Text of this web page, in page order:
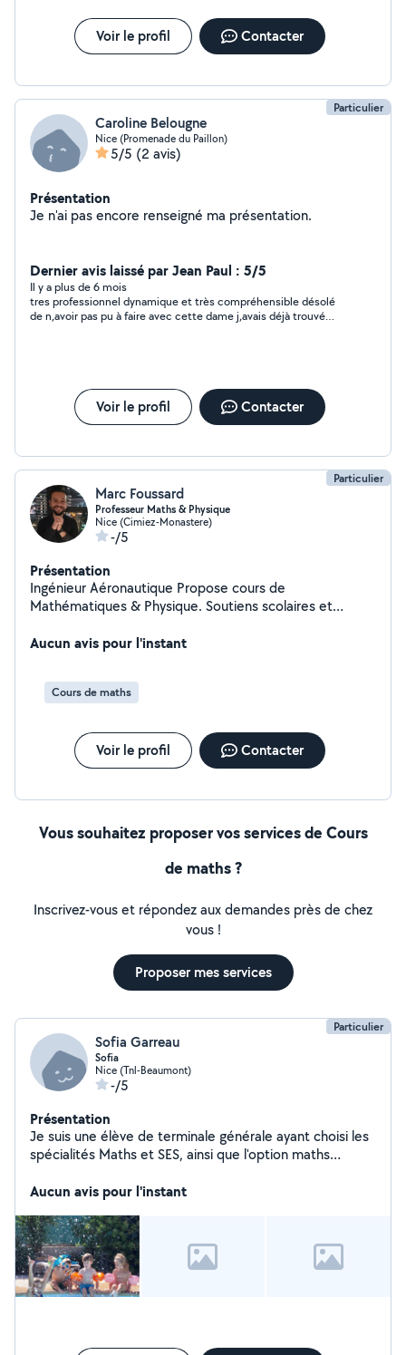
Voir le profil Contacter
Particulier
Caroline Belougne
Nice (Promenade du Paillon)
5/5 (2 avis)
Présentation
Je n'ai pas encore renseigné ma présentation.
Dernier avis laissé par Jean Paul : 5/5
Il y a plus de 6 mois
tres professionnel dynamique et très compréhensible désolé
de n,avoir pas pu à faire avec cette dame j,avais déjà trouvé
Voir le profil Contacter
Particulier
Marc Foussard
Professeur Maths & Physique
Nice (Cimiez-Monastere)
-/5
Présentation
Ingénieur Aéronautique Propose cours de
Mathématiques & Physique. Soutiens scolaires et
vous intéresse, vous pouvez me contacter.
Aucun avis pour l'instant
Cours de maths
Voir le profil Contacter
Vous souhaitez proposer vos services de Cours
de maths ?
Inscrivez-vous et répondez aux demandes près de chez
vous !
Proposer mes services
Particulier
Sofia Garreau
Sofia
Nice (Tnl-Beaumont)
-/5
Présentation
Je suis une élève de terminale générale ayant choisi les
spécialités Maths et SES, ainsi que l'option maths
des ecoles. Je sui une adolescente a l'ecoute et qui
N'hésitez pas a me contacter pour plus de
renseignements, Merci d'avance pour votre confiance,
Sofia.
Aucun avis pour l'instant